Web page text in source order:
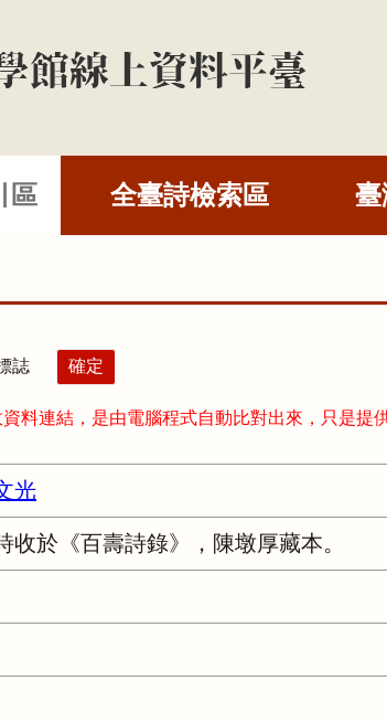
區 全臺詩檢索區 臺
誌
料連結，是由電腦程式自動比對出來，只是提
光
收於《百壽詩錄》，陳墩厚藏本。